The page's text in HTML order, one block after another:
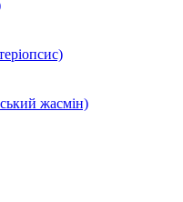
жасмін)